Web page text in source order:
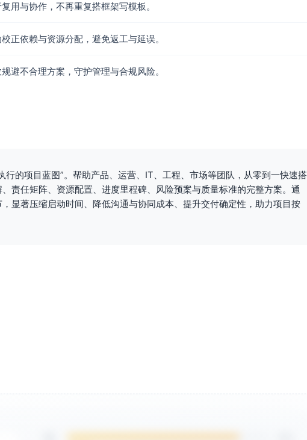
能进行灰度推广与全量发布文案上线
产品经理(A)、前端(C)、后端(C)、测试(I)、运营(I)
、前端(C)、产品经理(A)、测试(C)、运营(I)
端(R)、产品经理(A)、前端(C)、测试(C)、运营(I)
经理(A/R)、运营(R)、测试(C)、后端(C)、前端(C)、设计(I)
例为粗估）
W4 70%，W5 60%，W6 40%（开发、联调、灰度、上线）
W4 80%，W5 60%，W6 40%（服务开发、支付对接、监控）
40%，W3 40%，W4 40%，W5 80%，W6 100%（文案、落地页、发布、复
1套（数据隔离、支付沙箱）
支付渠道（周三维护避开）、订单系统接口与对账服务
W5-W6灰度与上线期，渠道小流量测试+上线宣发）
用与协作，不再重复搭框架写模板。
正依赖与资源分配，避免返工与延误。
避不合理方案，守护管理与合规风险。
行的项目蓝图”。帮助产品、运营、IT、工程、市场等团队，从零到一快速搭
责任矩阵、资源配置、进度里程碑、风险预案与质量标准的完整方案。通
显著压缩启动时间、降低沟通与协同成本、提升交付确定性，助力项目按